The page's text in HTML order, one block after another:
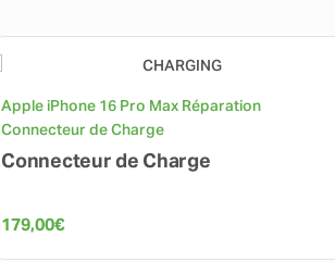
Apple iPhone 16 Pro Max Réparation
Connecteur de Charge
Connecteur de Charge
179,00€